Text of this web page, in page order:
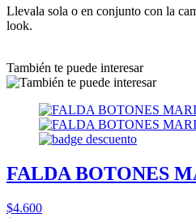
Llevala sola o en conjunto con la
look.
También te puede interesar
FALDA BOTONES
$4.600